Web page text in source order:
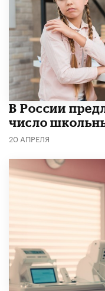
В России
число
20 АПРЕЛЯ